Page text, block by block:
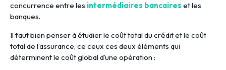
concurrence entre les intermédiaires bancaires et les
banques.
Il faut bien penser à étudier le coût total du crédit et le coût
total de l’assurance, ce ceux ces deux éléments qui
déterminent le coût global d’une opération :